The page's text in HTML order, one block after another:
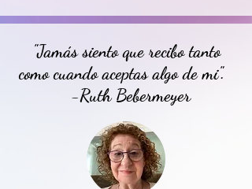
"Jamás siento que recibo tanto
como cuando aceptas algo de mi".
-Ruth Bebermeyer